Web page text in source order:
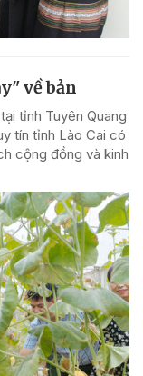
về bản
tỉnh Tuyên Quang
tín tỉnh Lào Cai có
cộng đồng và kinh